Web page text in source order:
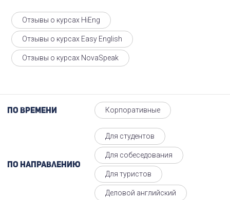
Отзывы о курсах HiEng
Отзывы о курсах Easy English
Отзывы о курсах NovaSpeak
По времени Корпоративные
По направлению
Для студентов
Для собеседования
Для туристов
Деловой английский